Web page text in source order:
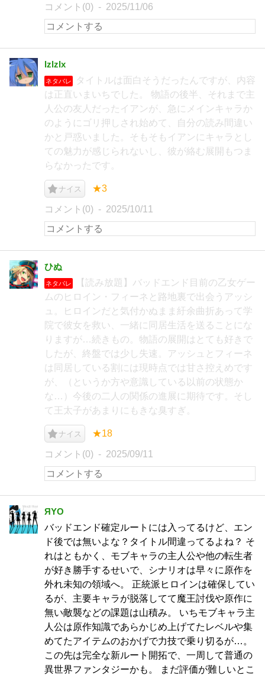
コメント(0) 2025/11/06
lzlzlx
ネタバレ
​タイトルは面白そうだったんですが、内容
は正直いまいちでした。 物語の後半、それまで主
人公の友人だったイアンが、急にメインキャラか
のようにゴリ押しされ始めて、自分の読み間違い
かと戸惑いました。そもそもイアンにキャラとし
ての魅力が感じられないし、​彼が絡む展開もつま
らなかったです。
ナイス ★3
コメント(0) 2025/10/11
ひぬ
ネタバレ
【読み放題】バッドエンド目前の乙女ゲー
ムのヒロイン・フィーネと路地裏で出会うアッシ
ュ。ヒロインだと気付かぬまま紆余曲折あって学
院で彼女を救い、一緒に同居生活を送ることにな
りますが…続きもの。物語の展開はとても好きで
したが、終盤では少し失速。アッシュとフィーネ
は同居している割には現時点では甘さ控えめです
が、（というか方や意識している以前の状態か
な…）今後の二人の関係の進展に期待です。そし
て王太子があまりにもきな臭すぎ。
ナイス ★18
コメント(0) 2025/09/11
ЯYO
バッドエンド確定ルートには入ってるけど、エン
ド後では無いよな？タイトル間違ってるよね？ そ
れはともかく、モブキャラの主人公や他の転生者
が好き勝手するせいで、シナリオは早々に原作を
外れ未知の領域へ。 正統派ヒロインは確保してい
るが、主要キャラが脱落してて魔王討伐や原作に
無い敵襲などの課題は山積み。 いちモブキャラ主
人公は原作知識であらかじめ上げてたレベルや集
めてたアイテムのおかげで力技で乗り切るが…。
この先は完全な新ルート開拓で、一周して普通の
異世界ファンタジーかも。 まだ評価が難しいとこ